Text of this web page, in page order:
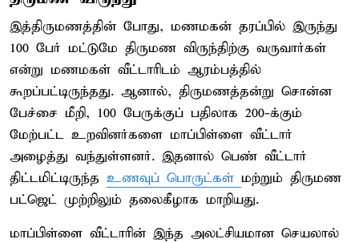
இத்திருமணத்தின் போது, மணமகன் தரப்பில் இருந்து
100 பேர் மட்டுமே திருமண விருந்திற்கு வருவார்கள்
என்று மணமகள் வீட்டாரிடம் ஆரம்பத்தில்
கூறப்பட்டிருந்தது. ஆனால், திருமணத்தன்று சொன்ன
பேச்சை மீறி, 100 பேருக்குப் பதிலாக 200-க்கும்
மேற்பட்ட உறவினர்களை மாப்பிள்ளை வீட்டார்
அழைத்து வந்துள்ளனர். இதனால் பெண் வீட்டார்
திட்டமிட்டிருந்த உணவுப் பொருட்கள் மற்றும் திருமண
பட்ஜெட் முற்றிலும் தலைகீழாக மாறியது.
மாப்பிள்ளை வீட்டாரின் இந்த அலட்சியமான செயலால்